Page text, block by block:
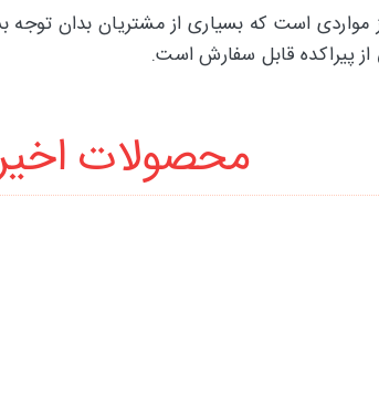
است که بسیاری از مشتریان بدان توجه
پیراکده قابل سفارش است.
محصولات